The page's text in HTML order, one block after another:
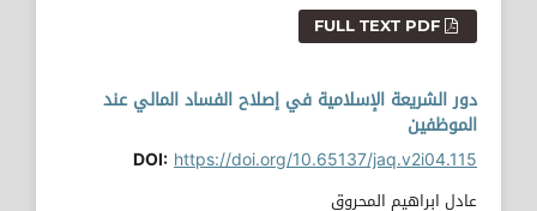
FULL TEXT PDF
دور الشريعة الإسلامية في إصلاح الفساد المالي عند
الموظفين
DOI:https://doi.org/10.65137/jaq.v2i04.115
عادل ابراهيم المحروق